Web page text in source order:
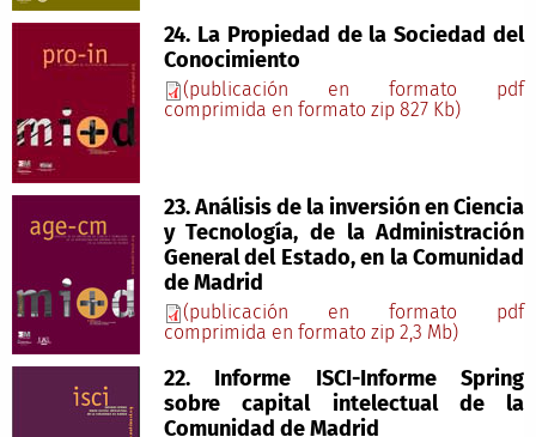
24. La Propiedad de la Sociedad del
Conocimiento
(publicación en formato pdf
comprimida en formato zip 827 Kb)
23. Análisis de la inversión en Ciencia
y Tecnología, de la Administración
General del Estado, en la Comunidad
de Madrid
(publicación en formato pdf
comprimida en formato zip 2,3 Mb)
22. Informe ISCI-Informe Spring
sobre capital intelectual de la
Comunidad de Madrid